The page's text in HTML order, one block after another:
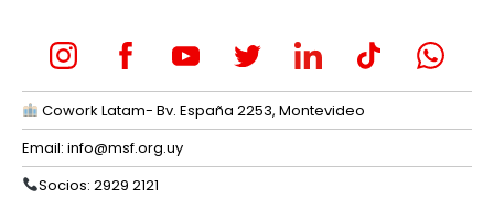
Cowork Latam- Bv. España 2253, Montevideo
Email: info@msf.org.uy
Socios: 2929 2121